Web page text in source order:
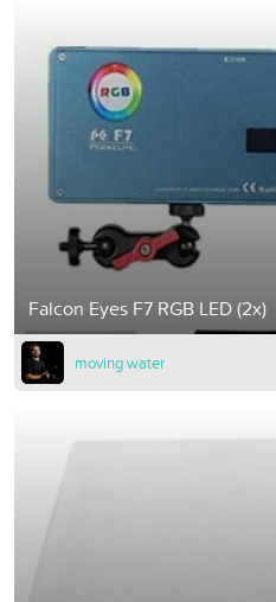
Falcon Eyes F7 RGB LED (2x)
moving water